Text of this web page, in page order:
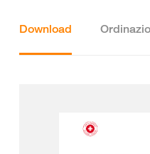
Download